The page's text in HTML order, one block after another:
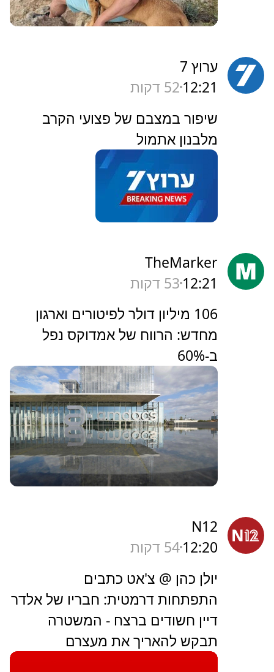
ערוץ 7
12:21 52 דקות
‏שיפור במצבם של פצועי הקרב
מלבנון אתמול
TheMarker
12:21 53 דקות
‏106 מיליון דולר לפיטורים וארגון
מחדש: הרווח של אמדוקס נפל
ב-60%
N12
12:2054 דקות
יולן כהן @ צ'אט כתבים
התפתחות דרמטית: חבריו של אלדר
דיין חשודים ברצח - המשטרה
תבקש להאריך את מעצרם